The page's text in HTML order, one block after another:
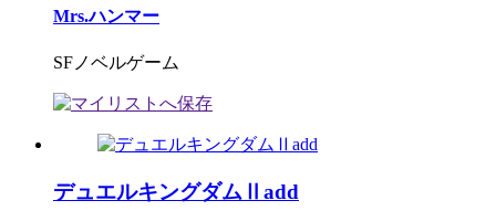
Mrs.ハンマー
SFノベルゲーム
デュエルキングダムⅡadd